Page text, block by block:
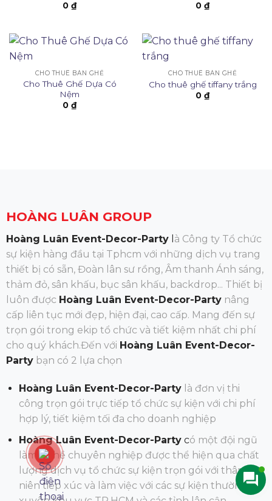
0 ₫
0 ₫
CHO THUÊ BÀN GHẾ
Cho Thuê Ghế Dựa Có
Nệm
0 ₫
CHO THUÊ BÀN GHẾ
Cho thuê ghế tiffany trắng
0 ₫
HOÀNG LUÂN GROUP
Hoàng Luân Event-Decor-Party à Công ty Tổ chức
sự kiện hàng đầu tại Tphcm với những dịch vụ trang
thiết bị có sẵn, Đoàn lân sư rồng, Âm thanh Ánh sáng,
thảm đỏ, sân khấu, bục sân khấu, backdrop... Thiết bị
luôn được Hoàng Luân Event-Decor-Party nâng
cấp liên tục mới đẹp, hiện đại, cao cấp. Mang đến sự
trọn gói trong ekip tổ chức và tiết kiệm nhất chi phí
cho quý khách.Đến với Hoàng Luân Event-Decor-
Party bạn có 2 lựa chọn
Hoàng Luân Event-Decor-Party là đơn vị thi
công trọn gói trực tiếp tổ chức sự kiện với chi phí
hợp lý, tiết kiệm tối đa cho doanh nghiệp
Hoàng Luân Event-Decor-Partycó một đội ngũ
làm nghề chuyên nghiệp được thể hiện qua chất
lượng dịch vụ tổ chức sự kiện trọn gói với thâm
niên tiếp xúc và làm việc với các sự kiện thường